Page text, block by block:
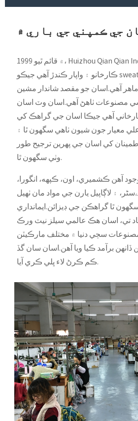
جي ڪمپني جي باري ۾
1999 ۾ قائم ٿيو، Huizhou Qian Qian Industrial Co., Ltd هڪ
ڪارخانو ۽ واپار ڪندڙ آهي جيڪو sweaters جي تحقيق،
ماهر آهي.اسان جو مقصد شاندار مشين
مصنوعات ٺاهڻ آهي.اسان وٽ اسان
آهي جيڪا اسان جي گراهڪ کي
معيار جون شيون ٺاهي سگهون ٿا ۽
کي اسان جي پهرين ترجيح طور
وٺي سگهون ٿا.
آهن ڪشميري، اون، ڪپهه، انگورا،
۽ لاڳاپيل يارن جي مواد مان ٺهيل
ٿا گراهڪن جي ڊيزائن.ايمانداري
تي، اسان هڪ عالمي سيلز نيٽ ورڪ
سڄي دنيا ۾ مختلف مارڪيٽن
برآمد ڪيا ويا آهن.اسان سان گڏ
ڪم ڪرڻ لاء ڀلي ڪري آيا.